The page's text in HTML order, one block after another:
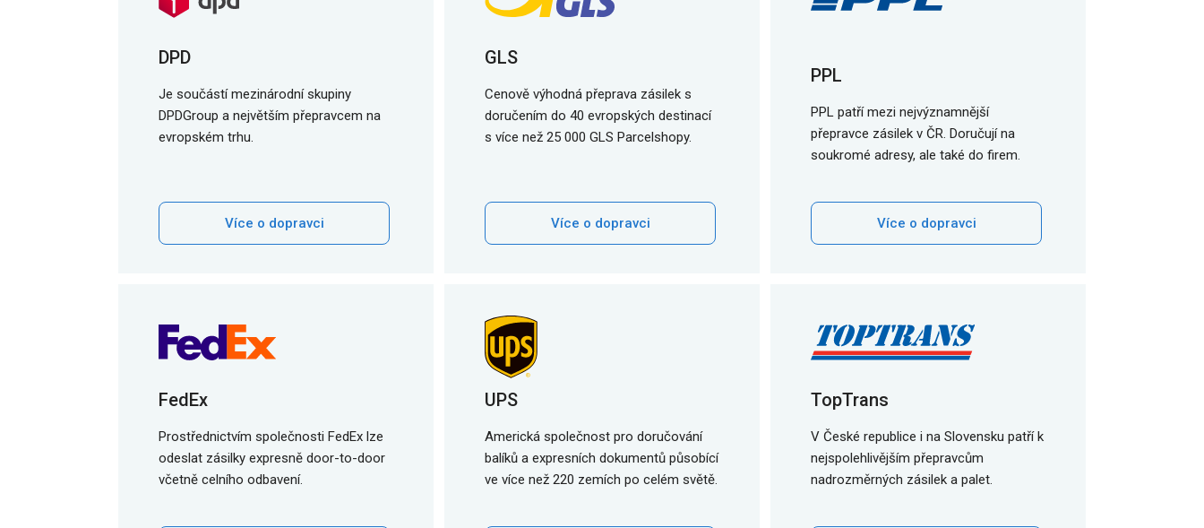
DPD
Je součástí mezinárodní skupiny
DPDGroup a největším přepravcem na
evropském trhu.
Více o dopravci
GLS
Cenově výhodná přeprava zásilek s
doručením do 40 evropských destinací
s více než 25 000 GLS Parcelshopy.
Více o dopravci
PPL
PPL patří mezi nejvýznamnější
přepravce zásilek v ČR. Doručují na
soukromé adresy, ale také do firem.
Více o dopravci
FedEx
Prostřednictvím společnosti FedEx lze
odeslat zásilky expresně door-to-door
včetně celního odbavení.
UPS
Americká společnost pro doručování
balíků a expresních dokumentů působící
ve více než 220 zemích po celém světě.
TopTrans
V České republice i na Slovensku patří k
nejspolehlivějším přepravcům
nadrozměrných zásilek a palet.